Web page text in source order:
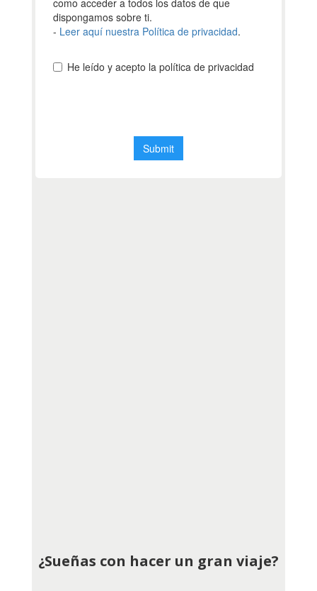
¿Sueñas con hacer un gran viaje?